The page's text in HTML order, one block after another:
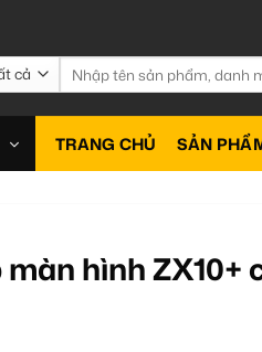
Tìm
kiếm:
TRANG CHỦ SẢN
hình ZX10+